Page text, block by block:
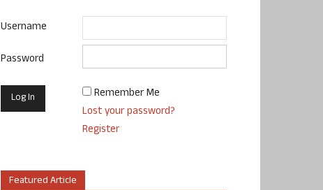
Username
Password
Remember Me
Lost your password?
Register
Featured Article